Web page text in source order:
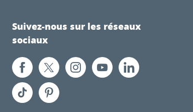
Suivez-nous sur les réseaux
sociaux